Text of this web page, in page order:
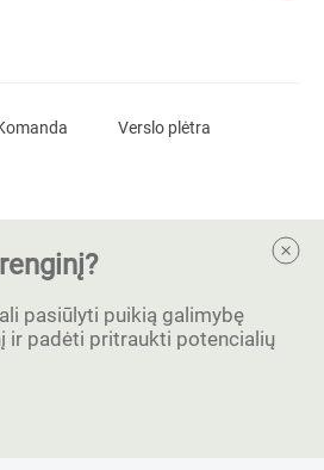
Verslo plėtra
pasiūlyti puikią galimybę
ir padėti pritraukti potencialių